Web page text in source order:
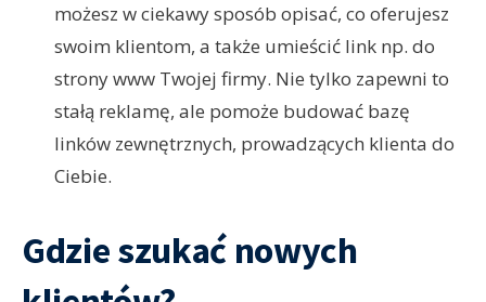
możesz w ciekawy sposób opisać, co oferujesz
swoim klientom, a także umieścić link np. do
strony www Twojej firmy. Nie tylko zapewni to
stałą reklamę, ale pomoże budować bazę
linków zewnętrznych, prowadzących klienta do
Ciebie.
Gdzie szukać nowych